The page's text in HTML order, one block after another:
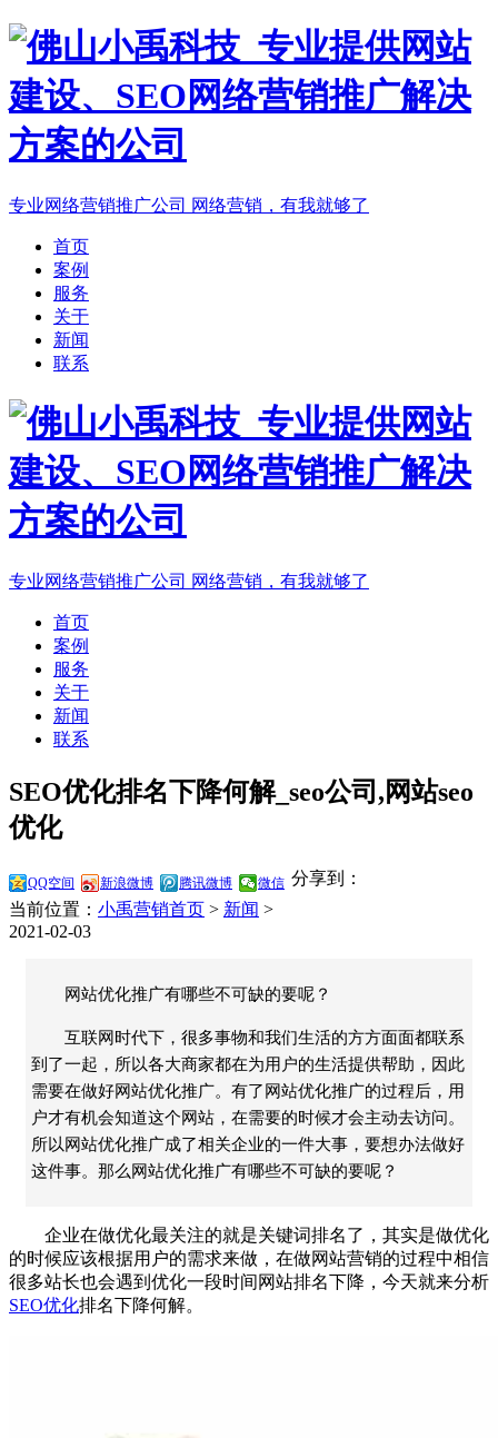
专业网络营销推广公司 网络营销，有我就够了
首页
案例
服务
关于
新闻
联系
专业网络营销推广公司 网络营销，有我就够了
首页
案例
服务
关于
新闻
联系
SEO优化排名下降何解_seo公司,网站seo
优化
分享到：
QQ空间 新浪微博 腾讯微博 微信
当前位置： 小禹营销首页 > 新闻 >
2021-02-03
网站优化推广有哪些不可缺的要呢？
互联网时代下，很多事物和我们生活的方方面面都联系
到了一起，所以各大商家都在为用户的生活提供帮助，因此
需要在做好网站优化推广。有了网站优化推广的过程后，用
户才有机会知道这个网站，在需要的时候才会主动去访问。
所以网站优化推广成了相关企业的一件大事，要想办法做好
这件事。那么网站优化推广有哪些不可缺的要呢？
企业在做优化最关注的就是关键词排名了，其实是做优化
的时候应该根据用户的需求来做，在做网站营销的过程中相信
很多站长也会遇到优化一段时间网站排名下降，今天就来分析
SEO优化排名下降何解。